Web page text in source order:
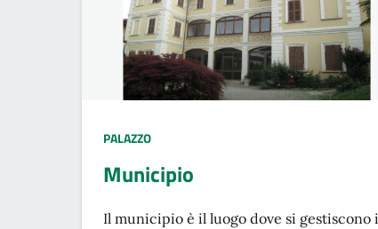
PALAZZO
Municipio
Descrizione breve
Il municipio è il luogo dove si gestiscono i